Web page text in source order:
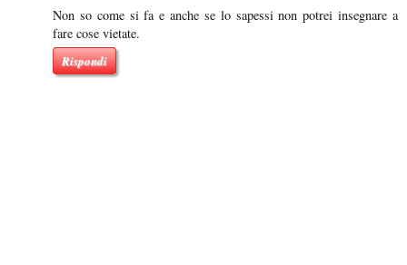
Non so come si fa e anche se lo sapessi non potrei insegnare a
fare cose vietate.
Rispondi